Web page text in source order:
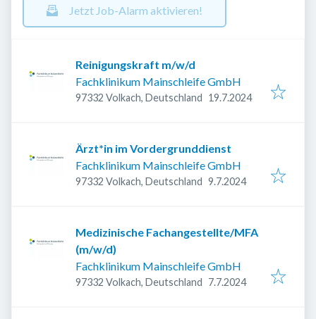
Jetzt Job-Alarm aktivieren!
Reinigungskraft m/w/d
Fachklinikum Mainschleife GmbH
97332 Volkach, Deutschland Veröffentlicht :
19.7.2024
Ärzt*in im Vordergrunddienst
Fachklinikum Mainschleife GmbH
97332 Volkach, Deutschland Veröffentlicht :
9.7.2024
Medizinische Fachangestellte/MFA
(m/w/d)
Fachklinikum Mainschleife GmbH
97332 Volkach, Deutschland Veröffentlicht :
7.7.2024